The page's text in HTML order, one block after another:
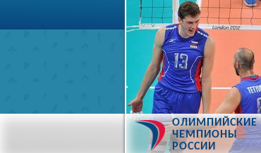
ОЛИМПИЙСКИЕ
ЧЕМПИОНЫ
РОССИИ